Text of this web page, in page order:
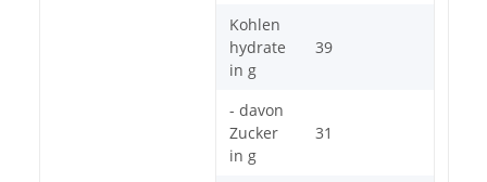
Kohlen
hydrate
in g
39
- davon
Zucker
in g
31